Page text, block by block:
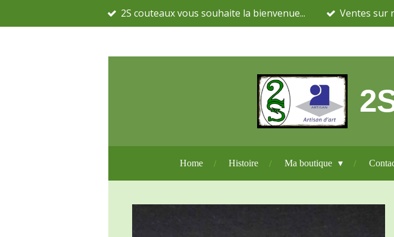
au
2S couteaux vous souhaite la bienvenue... Ventes sur
Home Histoire Ma boutique